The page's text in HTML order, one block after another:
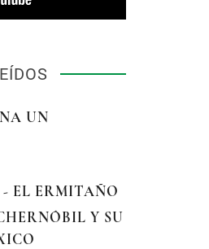
UN
EL ERMITAÑO
Y SU